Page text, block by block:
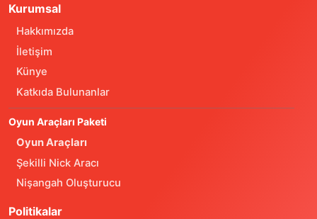
Kurumsal
Hakkımızda
İletişim
Künye
Katkıda Bulunanlar
Oyun Araçları Paketi
Oyun Araçları
Şekilli Nick Aracı
Nişangah Oluşturucu
Politikalar